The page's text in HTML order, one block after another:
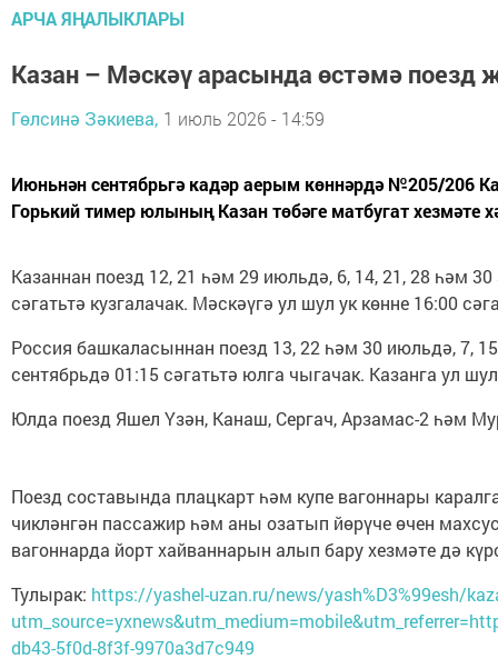
АРЧА ЯҢАЛЫКЛАРЫ
Казан – Мәскәү арасында өстәмә поезд
Гөлсинә Зәкиева, 1 июль 2026 - 14:59
Июньнән сентябрьгә кадәр аерым көннәрдә №205/206
Горький тимер юлының Казан төбәге матбугат хезмәте
Казаннан поезд 12, 21 һәм 29 июльдә, 6, 14, 21, 28 һәм
сәгатьтә кузгалачак. Мәскәүгә ул шул ук көнне 16:00
Россия башкаласыннан поезд 13, 22 һәм 30 июльдә, 7,
сентябрьдә 01:15 сәгатьтә юлга чыгачак. Казанга ул
Юлда поезд Яшел Үзән, Канаш, Сергач, Арзамас-2 һәм
Поезд составында плацкарт һәм купе вагоннары
чикләнгән пассажир һәм аны озатып йөрүче өчен
вагоннарда йорт хайваннарын алып бару хезмәте дә
Тулырак: https://yashel-uzan.ru/news/yash%D3%99esh/
db43-5f0d-8f3f-9970a3d7c949